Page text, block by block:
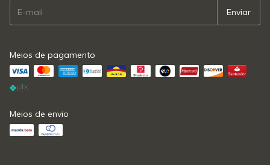
Meios de pagamento
Meios de envio